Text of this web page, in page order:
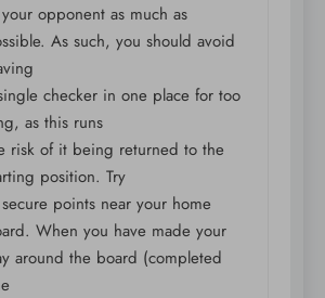
opponent as much as
As such, you should avoid
checker in one place for too
as this runs
risk of it being returned to the
position. Try
points near your home
When you have made your
around the board (completed